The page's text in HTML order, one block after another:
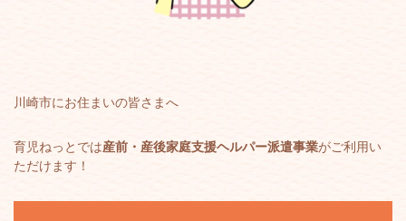
川崎市にお住まいの皆さまへ
育児ねっとでは産前・産後家庭支援ヘルパー派遣事業がご利用い
ただけます！